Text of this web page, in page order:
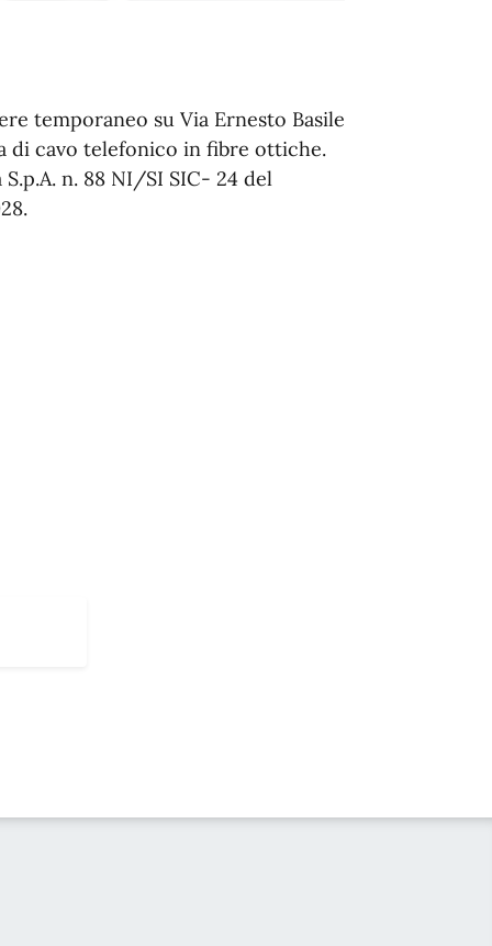
temporaneo su Via Ernesto Basile
di cavo telefonico in fibre ottiche.
n. 88 NI/SI SIC- 24 del